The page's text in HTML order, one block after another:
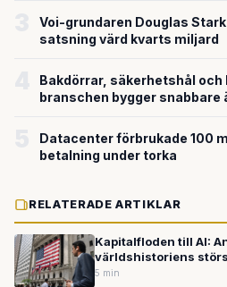
Voi-grundaren Douglas
satsning värd kvarts miljard
Bakdörrar, säkerhetshål
branschen bygger snabbare
Datacenter förbrukade 100
betalning under torka
RELATERADE ARTIKLAR
Kapitalfloden till AI:
världshistoriens
planerar hämta in 640
5 min